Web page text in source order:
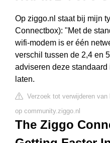
Op ziggo.nl staat bij mijn
Connectbox): "Met de
wifi-modem is er één
verschil tussen de 2,4 en
adviseren deze
laten.
Verzoek tot verwijderen van
op community.ziggo.nl
The Ziggo